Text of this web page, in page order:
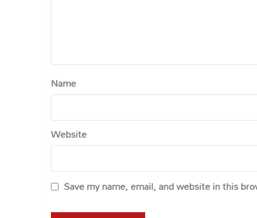
Name
Website
Save my name, email, and website in this